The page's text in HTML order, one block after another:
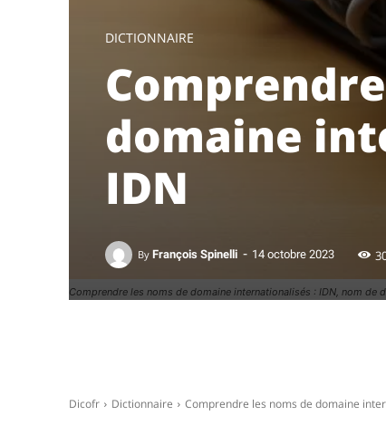
Comprendre les noms de domaine internationalisés : IDN, nom de
DICTIONNAIRE
domaine
IDN
By François Spinelli - 14 octobre 2023
Dicofr Dictionnaire Comprendre les noms de domaine